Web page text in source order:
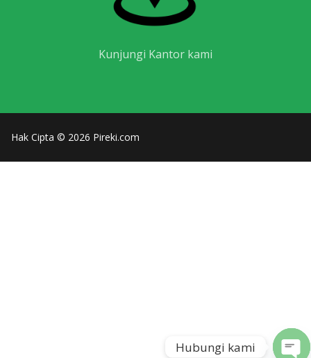
Kunjungi Kantor kami
Hak Cipta © 2026 Pireki.com
Hubungi kami